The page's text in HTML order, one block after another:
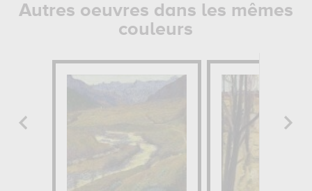
Autres oeuvres dans les mêmes
couleurs